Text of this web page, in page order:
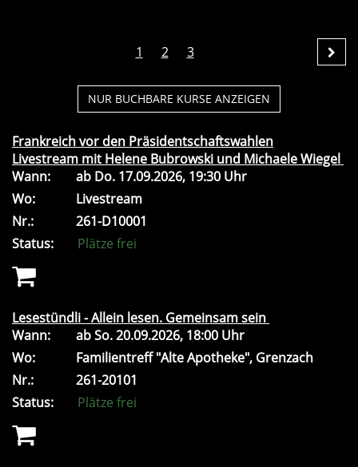
1 2 3
NUR BUCHBARE KURSE ANZEIGEN
Frankreich vor den Präsidentschaftswahlen
Livestream mit Helene Bubrowski und Michaele Wiegel
Wann:
ab Do. 17.09.2026, 19:30 Uhr
Wo:
Livestream
Nr.:
261-D10001
Status:
Plätze frei
Lesestündli - Allein lesen. Gemeinsam sein
Wann:
abSo.20.09.2026, 18:00 Uhr
Wo:
Familientreff "Alte Apotheke", Grenzach
Nr.:
261-20101
Status:
Plätze frei